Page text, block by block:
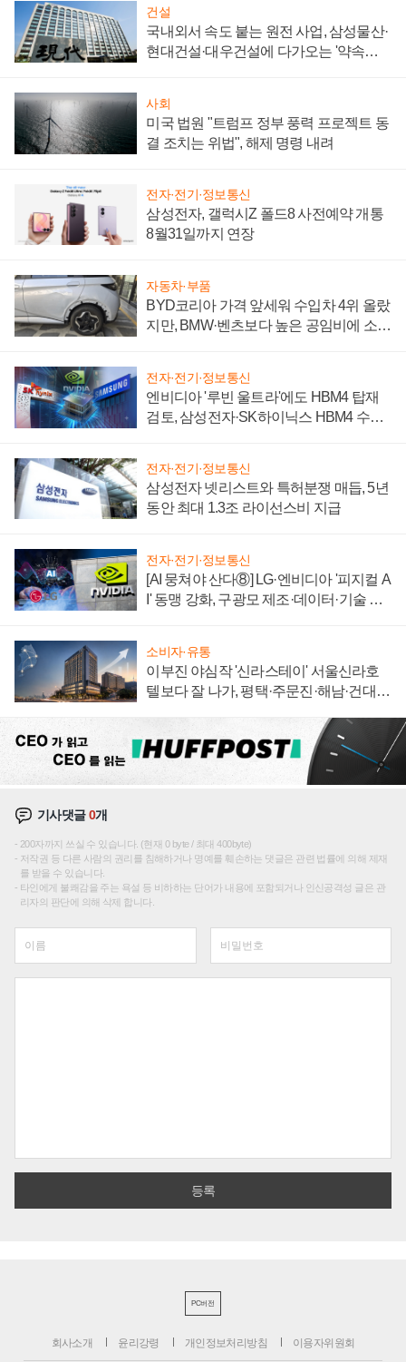
건설
국내외서 속도 붙는 원전 사업, 삼성물산·
현대건설·대우건설에 다가오는 '약속의
사회
미국 법원 "트럼프 정부 풍력 프로젝트 동
결 조치는 위법", 해제 명령 내려
전자·전기·정보통신
삼성전자, 갤럭시Z 폴드8 사전예약 개통
8월31일까지 연장
자동차·부품
BYD코리아 가격 앞세워 수입차 4위 올랐
지만, BMW·벤츠보다 높은 공임비에 소비
전자·전기·정보통신
엔비디아 '루빈 울트라'에도 HBM4 탑재
검토, 삼성전자·SK하이닉스 HBM4 수율
전자·전기·정보통신
삼성전자 넷리스트와 특허분쟁 매듭, 5년
동안 최대 1.3조 라이선스비 지급
전자·전기·정보통신
[AI 뭉쳐야 산다⑧] LG·엔비디아 '피지컬 A
I' 동맹 강화, 구광모 제조·데이터·기술 결
소비자·유통
이부진 야심작 '신라스테이' 서울신라호
텔보다 잘 나가, 평택·주문진·해남·건대로
기사댓글0개
200자까지 쓰실 수 있습니다. (현재 0 byte / 최대 400byte)
저작권 등 다른 사람의 권리를 침해하거나 명예를 훼손하는 댓글은 관련 법률에 의해 제재
를 받을 수 있습니다.
타인에게 불쾌감을 주는 욕설 등 비하하는 단어가 내용에 포함되거나 인신공격성 글은 관
리자의 판단에 의해 삭제 합니다.
PC버전
회사소개 윤리강령 개인정보처리방침 이용자위원회